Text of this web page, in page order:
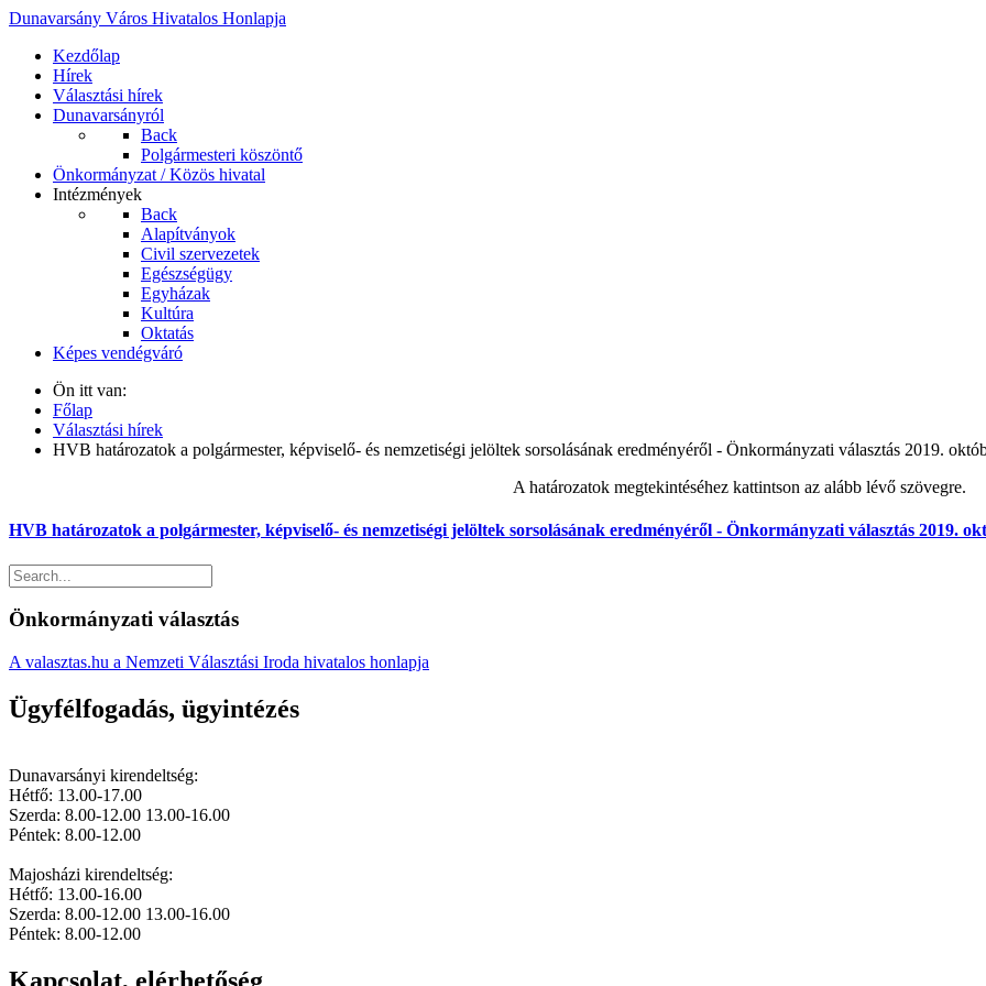
Dunavarsány Város Hivatalos Honlapja
Kezdőlap
Hírek
Választási hírek
Dunavarsányról
Back
Polgármesteri köszöntő
Önkormányzat / Közös hivatal
Intézmények
Back
Alapítványok
Civil szervezetek
Egészségügy
Egyházak
Kultúra
Oktatás
Képes vendégváró
Ön itt van:
Főlap
Választási hírek
HVB határozatok a polgármester, képviselő- és nemzetiségi jelöltek sorsolásának eredményéről - Önkormányzati választás 2019.
A határozatok megtekintéséhez kattintson az alább lévő szövegre.
HVB határozatok a polgármester, képviselő- és nemzetiségi jelöltek sorsolásának eredményéről - Önkormányzati választás 2019.
Önkormányzati választás
A valasztas.hu a Nemzeti Választási Iroda hivatalos honlapja
Ügyfélfogadás, ügyintézés
Dunavarsányi kirendeltség:
Hétfő: 13.00-17.00
Szerda: 8.00-12.00 13.00-16.00
Péntek: 8.00-12.00
Majosházi kirendeltség:
Hétfő: 13.00-16.00
Szerda: 8.00-12.00 13.00-16.00
Péntek: 8.00-12.00
Kapcsolat, elérhetőség